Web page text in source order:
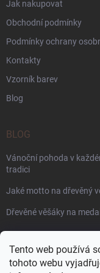
Tento web používá
tohoto webu
Jak nakupovat
Obchodní podmínky
Podmínky ochrany
Kontakty
Vzorník barev
Blog
BLOG
Vánoční pohoda v
tradici
Jaké motto na dřevěný
Dřevěné věšáky na
PŘIJÍMÁME ONLINE